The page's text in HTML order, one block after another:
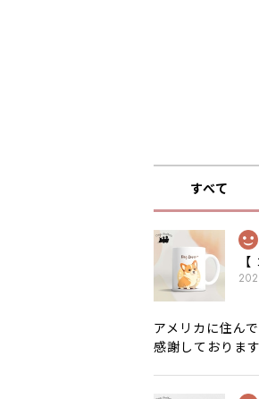
すべて
アメリカに住ん
感謝しておりま